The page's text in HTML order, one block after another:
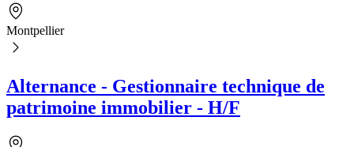
Montpellier
Alternance - Gestionnaire technique de
patrimoine immobilier - H/F